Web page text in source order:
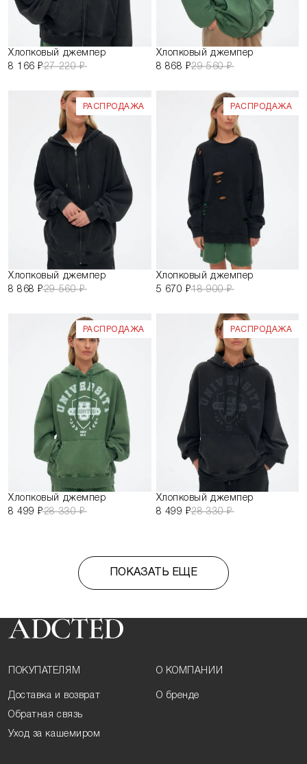
Хлопковый джемпер
8 166 ₽27 220 ₽
Хлопковый джемпер
8 868 ₽29 560 ₽
РАСПРОДАЖА
Хлопковый джемпер
8 868 ₽29 560 ₽
РАСПРОДАЖА
Хлопковый джемпер
5 670 ₽18 900 ₽
РАСПРОДАЖА
Хлопковый джемпер
8 499 ₽28 330 ₽
РАСПРОДАЖА
Хлопковый джемпер
8 499 ₽28 330 ₽
ПОКАЗАТЬ ЕЩЕ
ПОКУПАТЕЛЯМ
Доставка и возврат
Обратная связь
Уход за кашемиром
О КОМПАНИИ
О бренде